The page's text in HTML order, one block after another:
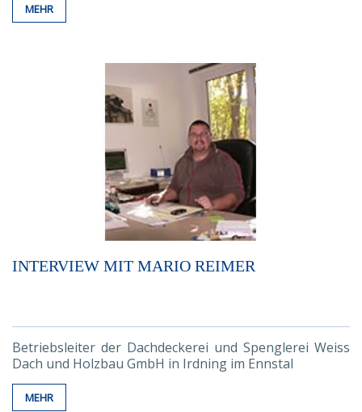
MEHR
INTERVIEW MIT MARIO REIMER
Betriebsleiter der Dachdeckerei und Spenglerei Weiss
Dach und Holzbau GmbH in Irdning im Ennstal
MEHR